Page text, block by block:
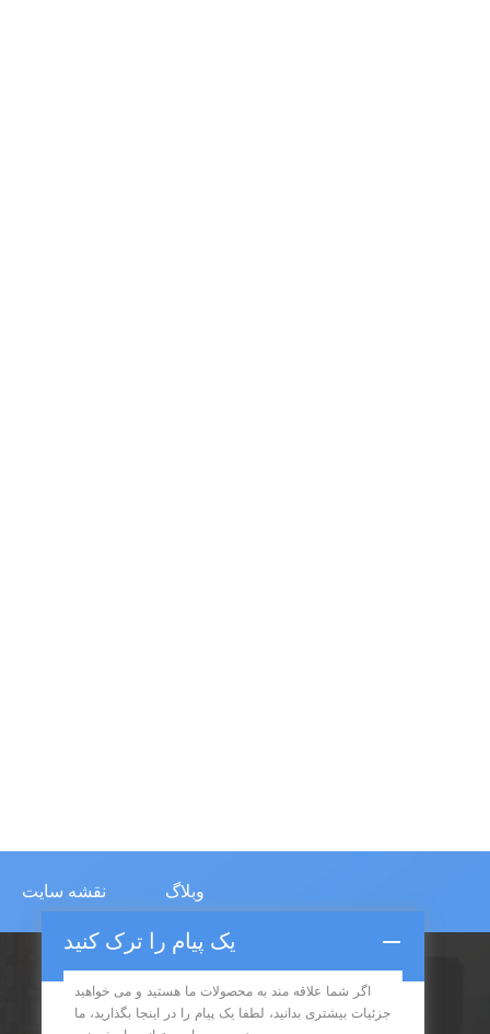
نقشه سایت وبلاگ
اشتراک در
یک پیام را ترک کنید
اگر شما علاقه مند به محصولات ما هستید و می خواهید
جزئیات بیشتری بدانید، لطفا یک پیام را در اینجا بگذارید، ما